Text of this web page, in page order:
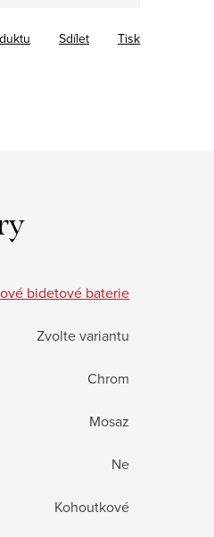
Tisk
Sdílet
bidetové baterie
Zvolte variantu
Chrom
Mosaz
Ne
Kohoutkové